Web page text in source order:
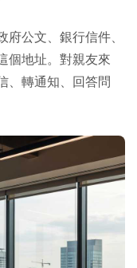
公文、銀行信件、
個地址。對親友來
、轉通知、回答問